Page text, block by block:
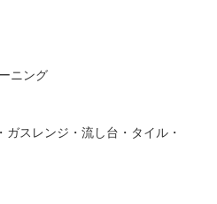
ニング
スレンジ・流し台・タイル・